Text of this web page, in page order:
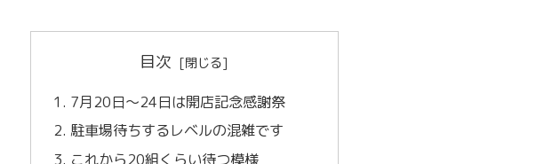
目次
7月20日〜24日は開店記念感謝祭
駐車場待ちするレベルの混雑です
これから20組くらい待つ模様